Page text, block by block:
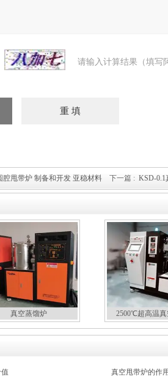
请输入计算结果（填写
腔甩带炉 制备和开发 亚稳材料下一篇 : KSD-0.1
真空蒸馏炉 2500℃超高温
真空甩带炉的作